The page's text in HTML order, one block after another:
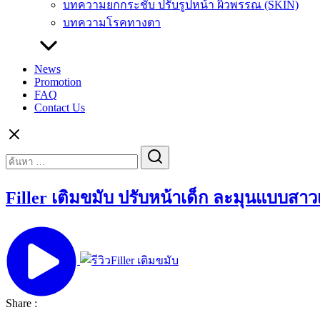
บทความยกกระชับ ปรับรูปหน้า ผิวพรรณ (SKIN)
บทความโรคทางตา
News
Promotion
FAQ
Contact Us
for:
Filler เติมขมับ ปรับหน้าเด็ก ละมุนแบบสาว
Share :